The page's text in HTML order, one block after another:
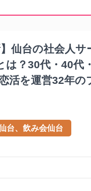
】仙台の社会人サ
は？30代・40代
活を運営32年の
台、飲み会仙台